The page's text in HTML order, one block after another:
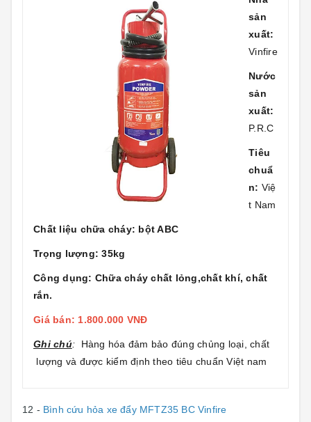
sản
xuất:
Vinfire
Nước
sản
xuất:
P.R.C
Tiêu
chuẩ
n: Việ
t Nam
Chất liệu chữa cháy: bột ABC
Trọng lượng: 35kg
Công dụng: Chữa cháy chất lỏng,chất khí, chất
rắn.
Giá bán: 1.800.000 VNĐ
Ghi chú: Hàng hóa đảm bảo đúng chủng loại, chất
lượng và được kiểm định theo tiêu chuẩn Việt nam
12 - Bình cứu hỏa xe đẩy MFTZ35 BC Vinfire